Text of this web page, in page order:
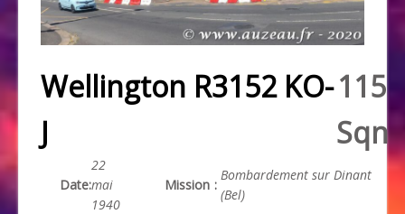
Wellington R3152 KO-
J
115
Sqn
Date:
22
mai
1940
Mission :
Bombardement sur Dinant
(Bel)